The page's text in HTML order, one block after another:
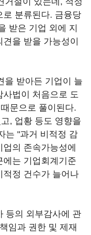
로 분류된다. 금융당
받은 기업 외에 지
을 받을 가능성이
을 받아든 기업이 늘
법이 처음으로 도
문으로 풀이된다.
, 업황 등도 영향을
는 "과거 비적정 감
의 존속가능성에
에는 기업회계기준
적정 건수가 늘어나
등의 외부감사에 관
임과 권한 및 제재